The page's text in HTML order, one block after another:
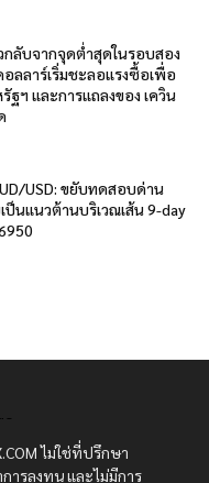
ลับจากจุดต่ำสุดในรอบสอง
ลลาร์เริ่มชะลอแรงซื้อเพื่อ
ฐฯ และการแถลงของ เควิน
USD: ขยับทดสอบด่าน
ป็นแนวต้านบริเวณเส้น 9-day
ไม่ใช่ที่ปรึกษา
ารลงทุน และไม่มีการ